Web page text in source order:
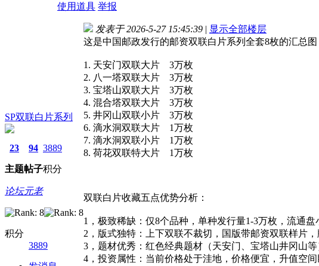
使用道具 举报
SP双联白片系列
23
主题
94
帖子
3889
积分
论坛元老
积分
3889
发表于 2026-5-27 15:45:39 | 显示全部楼层
这是中国邮政发行的邮资双联白片系列全套8枚的汇总图
1. 天安门双联大片 3万枚
2. 八一塔双联大片 3万枚
3. 宝塔山双联大片 3万枚
4. 混合塔双联大片 3万枚
5. 井冈山双联小片 3万枚
6. 滴水洞双联大片 1万枚
7. 滴水洞双联小片 1万枚
8. 荷花双联特大片 1万枚
双联白片收藏五点优势分析：
1，极致稀缺：仅8个品种，单种发行量1-3万枚，流通盘
2，版式独特：上下双联不裁切，国版带邮资双联样片，
3，题材优秀：红色经典题材（天安门、宝塔山井冈山等
4，投资属性：当前价格处于洼地，价格便宜，升值空间